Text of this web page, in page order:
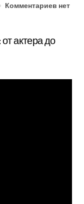
Комментариев нет